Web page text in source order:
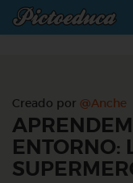
Creado por @Anche
ENTORNO: